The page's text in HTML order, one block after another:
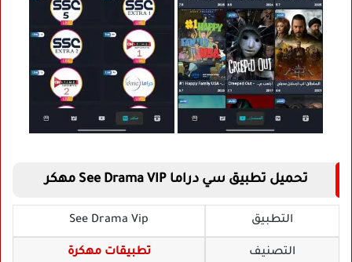
تحميل تطبيق سي دراما See Drama VIP مهكر
التطبيق See Drama Vip
التصنيف تطبيقات مهكرة